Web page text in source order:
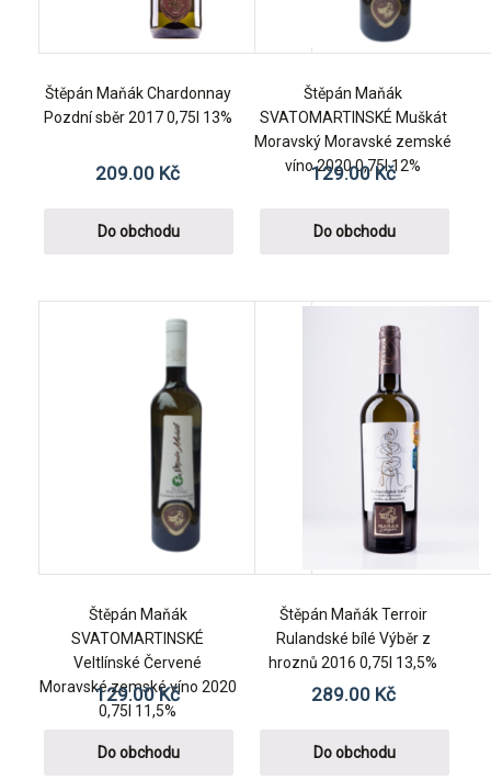
Štěpán Maňák Chardonnay
Pozdní sběr 2017 0,75l 13%
209.00 Kč
Do obchodu
Štěpán Maňák
SVATOMARTINSKÉ Muškát
Moravský Moravské zemské
víno 2020 0,75l 12%
129.00Kč
Do obchodu
Štěpán Maňák
SVATOMARTINSKÉ
Veltlínské Červené
Moravské zemské víno 2020
0,75l 11,5%
129.00Kč
Do obchodu
Štěpán Maňák Terroir
Rulandské bílé Výběr z
hroznů 2016 0,75l 13,5%
289.00 Kč
Do obchodu